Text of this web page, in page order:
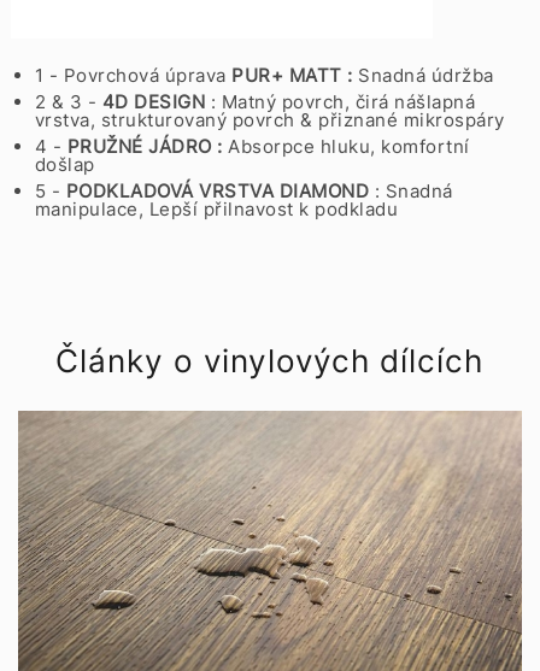
1 - Povrchová úprava PUR+ MATT : Snadná údržba
2 & 3 - 4D DESIGN : Matný povrch, čirá nášlapná
vrstva, strukturovaný povrch & přiznané mikrospáry
4 - PRUŽNÉ JÁDRO : Absorpce hluku, komfortní
došlap
5 - PODKLADOVÁ VRSTVA DIAMOND : Snadná
manipulace, Lepší přilnavost k podkladu
Články o vinylových dílcích